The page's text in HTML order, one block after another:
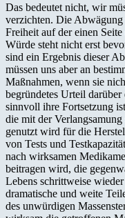
Das bedeutet nicht, wir
verzichten. Die
Freiheit auf der einen
Würde steht nicht erst
sind ein Ergebnis dieser
müssen uns aber an
Maßnahmen, wenn sie
begründetes Urteil
sinnvoll ihre Fortsetzung
die mit der
genutzt wird für die
von Tests und
nach wirksamen
beitragen wird, die
Lebens schrittweise
dramatische und weite
des unwürdigen